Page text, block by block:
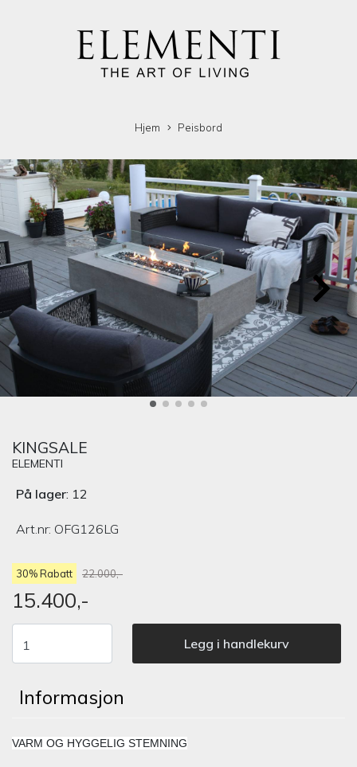
Hjem Peisbord
KINGSALE
ELEMENTI
På lager: 12
Art.nr: OFG126LG
30% Rabatt 22.000,-
15.400,-
Legg i handlekurv
Informasjon
VARM OG HYGGELIG STEMNING